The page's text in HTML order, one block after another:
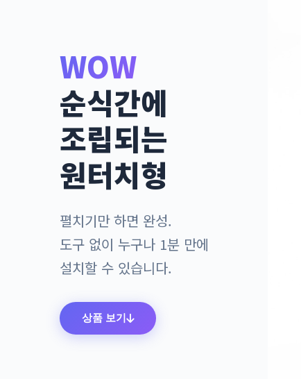
WOW
순식간에
조립되는
원터치형
펼치기만 하면 완성.
도구 없이 누구나 1분 만에
설치할 수 있습니다.
상품 보기